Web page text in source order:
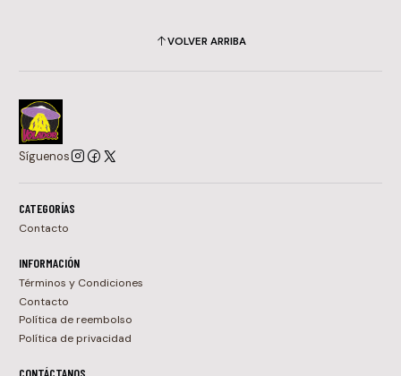
VOLVER ARRIBA
Síguenos
CATEGORÍAS
Contacto
INFORMACIÓN
Términos y Condiciones
Contacto
Política de reembolso
Política de privacidad
CONTÁCTANOS